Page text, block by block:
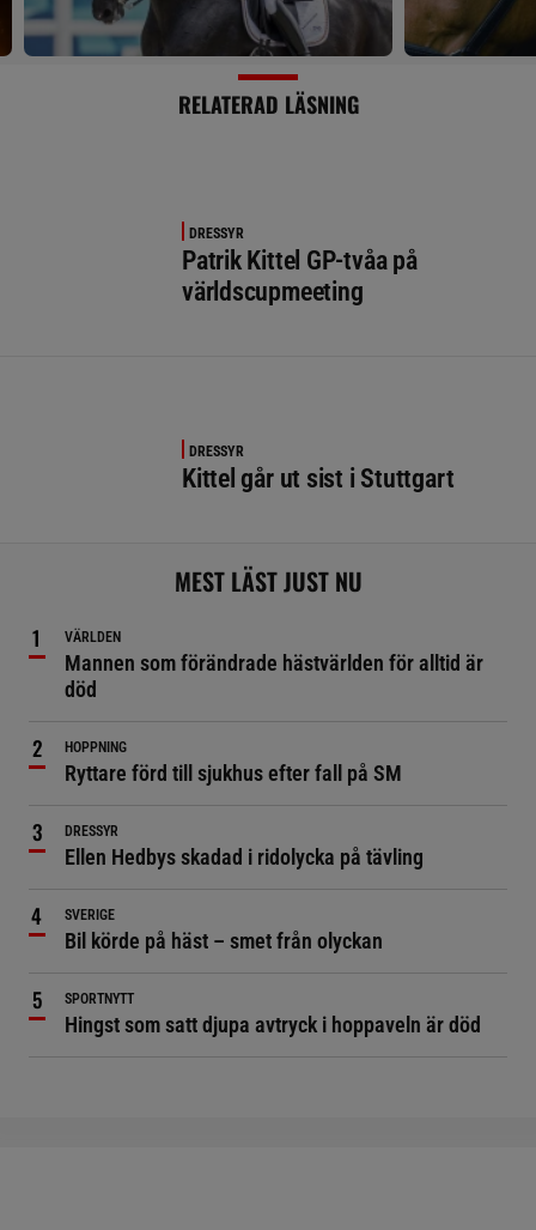
RELATERAD LÄSNING
DRESSYR
Patrik Kittel GP-tvåa på
världscupmeeting
DRESSYR
Kittel går ut sist i Stuttgart
MEST LÄST JUST NU
VÄRLDEN
Mannen som förändrade hästvärlden för alltid är
död
HOPPNING
Ryttare förd till sjukhus efter fall på SM
DRESSYR
Ellen Hedbys skadad i ridolycka på tävling
SVERIGE
Bil körde på häst – smet från olyckan
SPORTNYTT
Hingst som satt djupa avtryck i hoppaveln är död